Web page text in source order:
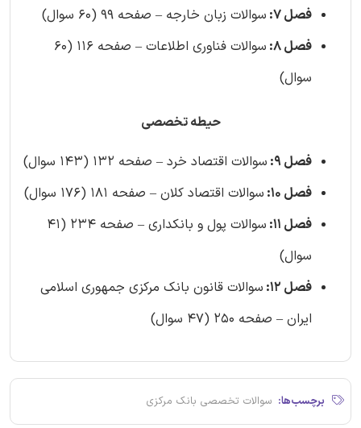
فصل 7:
سوالات زبان خارجه – صفحه 99 (60 سوال)
فصل 8:
سوالات فناوری اطلاعات – صفحه 116 (60
سوال)
حیطه تخصصی
فصل 9:
سوالات اقتصاد خرد – صفحه 132 (143 سوال)
فصل 10:
سوالات اقتصاد کلان – صفحه 181 (176 سوال)
فصل 11:
سوالات پول و بانکداری – صفحه 234 (41
سوال)
فصل 12:
سوالات قانون بانک مرکزی جمهوری اسلامی
ایران – صفحه 250 (47 سوال)
برچسب‌ها: سوالات تخصصی بانک مرکزی